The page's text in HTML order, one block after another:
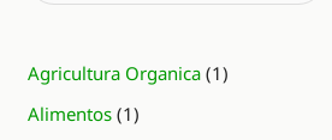
Agricultura Organica (1)
Alimentos (1)